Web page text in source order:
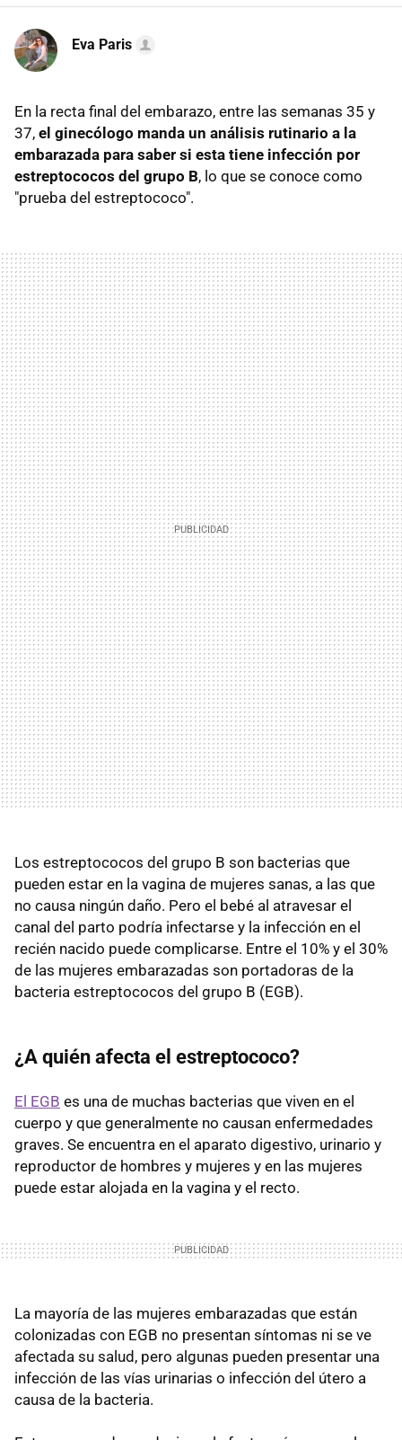
Eva Paris
En la recta final del embarazo, entre las semanas 35 y
37, el ginecólogo manda un análisis rutinario a la
embarazada para saber si esta tiene infección por
estreptococos del grupo B, lo que se conoce como
"prueba del estreptococo".
Los estreptococos del grupo B son bacterias que
pueden estar en la vagina de mujeres sanas, a las que
no causa ningún daño. Pero el bebé al atravesar el
canal del parto podría infectarse y la infección en el
recién nacido puede complicarse. Entre el 10% y el 30%
de las mujeres embarazadas son portadoras de la
bacteria estreptococos del grupo B (EGB).
¿A quién afecta el estreptococo?
El EGB es una de muchas bacterias que viven en el
cuerpo y que generalmente no causan enfermedades
graves. Se encuentra en el aparato digestivo, urinario y
reproductor de hombres y mujeres y en las mujeres
puede estar alojada en la vagina y el recto.
La mayoría de las mujeres embarazadas que están
colonizadas con EGB no presentan síntomas ni se ve
afectada su salud, pero algunas pueden presentar una
infección de las vías urinarias o infección del útero a
causa de la bacteria.